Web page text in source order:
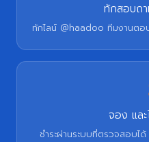
ทักสอบถ
ทักไลน์ @haadoo ทีมงานตอ
จอง แล
ชำระผ่านระบบที่ตรวจสอบไ